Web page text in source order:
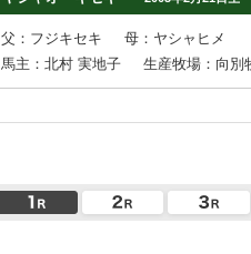
父：フジキセキ
母：ヤシャヒメ
馬主：北村 実地子
生産牧場：向別